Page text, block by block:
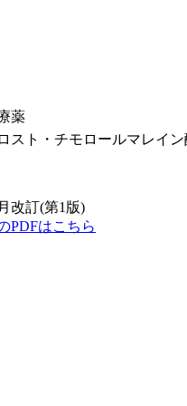
薬
スト・チモロールマレイ
改訂(第1版)
PDFはこちら